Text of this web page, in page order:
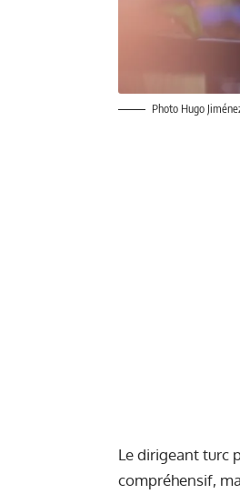
Photo Hugo
Le dirigeant turc
compréhensif,